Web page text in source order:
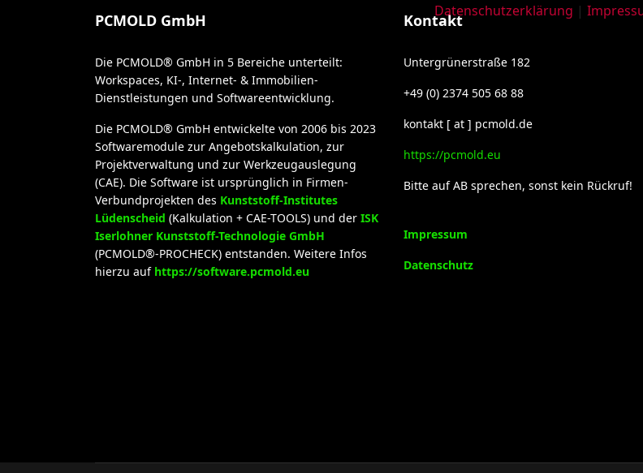
PCMOLD GmbH
Die PCMOLD® GmbH in 5 Bereiche unterteilt:
Workspaces, KI-, Internet- & Immobilien-
Dienstleistungen und Softwareentwicklung.
Die PCMOLD® GmbH entwickelte von 2006 bis 2023
Softwaremodule zur Angebotskalkulation, zur
Projektverwaltung und zur Werkzeugauslegung
(CAE). Die Software ist ursprünglich in Firmen-
Verbundprojekten des Kunststoff-Institutes
Lüdenscheid (Kalkulation + CAE-TOOLS) und der ISK
Iserlohner Kunststoff-Technologie GmbH
(PCMOLD®-PROCHECK) entstanden. Weitere Infos
hierzu auf https://software.pcmold.eu
Kontakt
Untergrünerstraße 182
+49 (0) 2374 505 68 88
kontakt [ at ] pcmold.de
https://pcmold.eu
Bitte auf AB sprechen, sonst kein Rückruf!
Impressum
Datenschutz
Datenschutzerklärung |